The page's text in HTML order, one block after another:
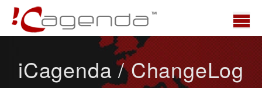
News
iCagenda / ChangeLog